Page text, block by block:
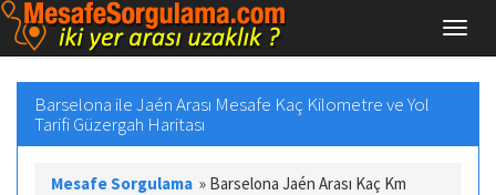
Barselona ile Jaén Arası Mesafe Kaç Kilometre ve Yol
Tarifi Güzergah Haritası
Mesafe Sorgulama » Barselona Jaén Arası Kaç Km